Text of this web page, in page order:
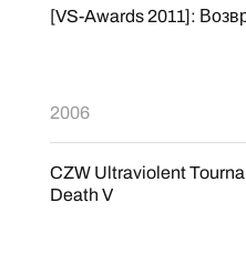
[VS-Awards 2011]:
2006
CZW Ultraviolent
Death V